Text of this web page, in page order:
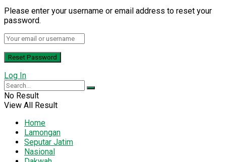
Please enter your username or email address to reset your
password.
Log In
No Result
View All Result
Home
Lamongan
Seputar Jatim
Nasional